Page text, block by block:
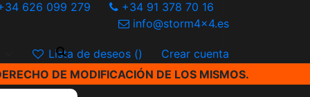
626 099 279
+34 91 378 70 16
info@storm4x4.es
Lista de deseos ()
Crear cuenta
DE MODIFICACIÓN DE LOS MISMOS.